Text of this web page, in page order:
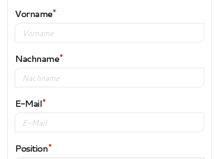
Vorname
Nachname
E-Mail
Position